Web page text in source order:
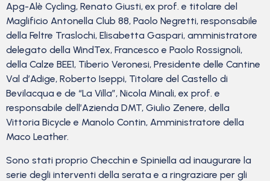
Apg-Alè Cycling, Renato Giusti, ex prof. e titolare del
Maglificio Antonella Club 88, Paolo Negretti, responsabile
della Feltre Traslochi, Elisabetta Gaspari, amministratore
delegato della WindTex, Francesco e Paolo Rossignoli,
della Calze BEE1, Tiberio Veronesi, Presidente delle Cantine
Val d’Adige, Roberto Iseppi, Titolare del Castello di
Bevilacqua e de “La Villa”, Nicola Minali, ex prof. e
responsabile dell’Azienda DMT, Giulio Zenere, della
Vittoria Bicycle e Manolo Contin, Amministratore della
Maco Leather.
Sono stati proprio Checchin e Spiniella ad inaugurare la
serie degli interventi della serata e a ringraziare per gli